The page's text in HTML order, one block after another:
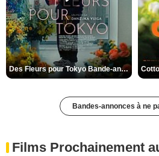
Des Fleurs pour Tokyo Bande-annonce VO STFR
Bandes-annonces à ne
Films Prochainement